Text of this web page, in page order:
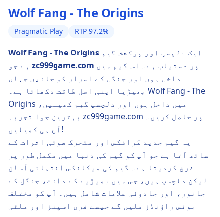
Wolf Fang - The Origins
Pragmatic Play RTP 97.2%
Wolf Fang - The Origins
zc999game.com
داخل ہوں اور جنگل کے اسرار کو جانیں جہاں
بھیڑیا اپنی اصل طاقت دکھاتا ہے۔ Wolf Fang - The
Origins میں داخل ہوں اور دلچسپ گیم کھیلیں،
بہترین جوا تجربہ zc999game.com پر حاصل کریں۔
آج ہی کھیلیں!
یہ گیم جدید گرافکس اور متحرک صوتی اثرات کے
ساتھ آتا ہے جو آپ کو گیم کی دنیا میں مکمل طور پر
غرق کردیتا ہے۔ گیم کی میکانکس انتہائی آسان
لیکن دلچسپ ہیں، جس میں بھیڑیے کے دانت، جنگل کے
جانور، اور جادوئی علامات شامل ہیں۔ آپ کو مختلف
بونس راؤنڈز ملیں گے جیسے فری اسپنز اور ملٹی